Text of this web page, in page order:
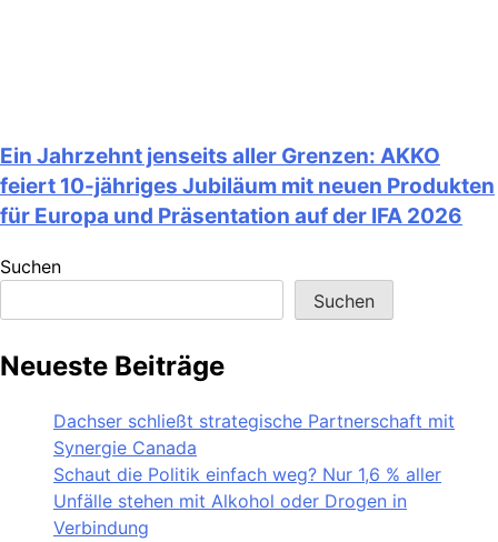
Ein Jahrzehnt jenseits aller Grenzen: AKKO
feiert 10-jähriges Jubiläum mit neuen Produkten
für Europa und Präsentation auf der IFA 2026
Suchen
Suchen
Neueste Beiträge
Dachser schließt strategische Partnerschaft mit
Synergie Canada
Schaut die Politik einfach weg? Nur 1,6 % aller
Unfälle stehen mit Alkohol oder Drogen in
Verbindung